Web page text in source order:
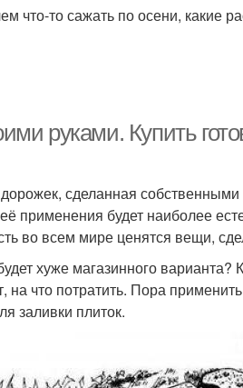
что-то сажать по осени, какие
руками. Купить
сделанная собственными
применения будет наиболее
во всем мире ценятся вещи,
хуже магазинного варианта?
на что потратить. Пора
заливки плиток.